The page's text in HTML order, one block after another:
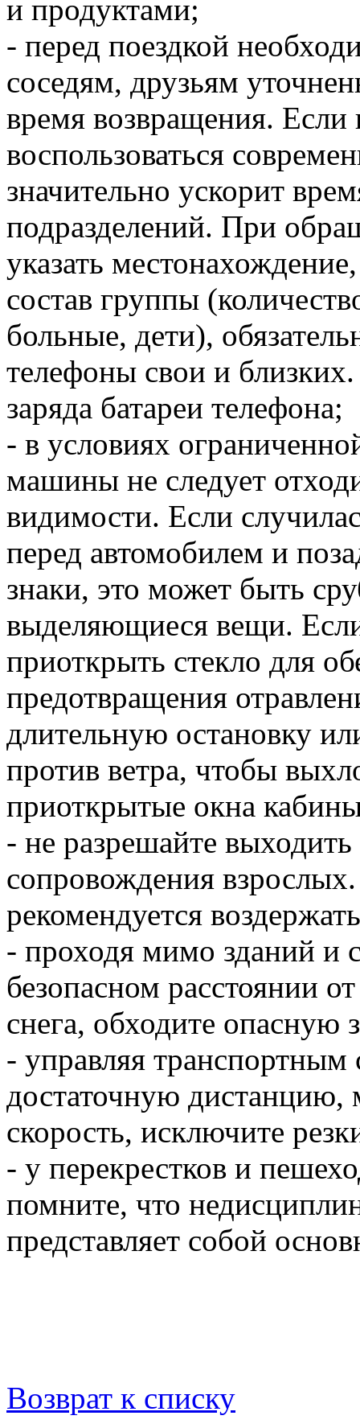
и продуктами;
- перед поездкой
соседям, друзьям
время возвращения. Если
воспользоваться
значительно ускорит
подразделений. При
указать
состав группы
больные, дети),
телефоны свои и
заряда батареи телефона;
- в условиях
машины не следует
видимости. Если
перед автомобилем и
знаки, это может быть
выделяющиеся вещи.
приоткрыть стекло для
предотвращения
длительную остановку
против ветра, чтобы
приоткрытые окна
- не разрешайте
сопровождения
рекомендуется
- проходя мимо зданий и
безопасном расстоянии
снега, обходите
- управляя транспортным
достаточную дистанцию,
скорость, исключите
- у перекрестков и
помните, что
представляет собой
Возврат к списку